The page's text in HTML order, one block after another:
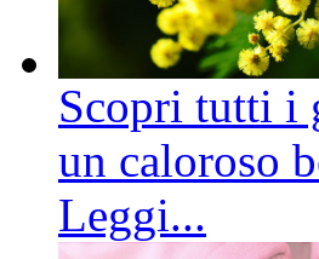
Scopri tutti i
un caloroso
Leggi...